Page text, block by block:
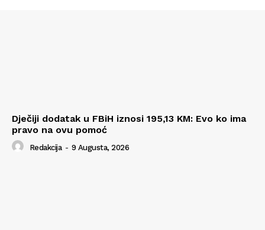
Dječiji dodatak u FBiH iznosi 195,13 KM: Evo ko ima
pravo na ovu pomoć
Redakcija - 9 Augusta, 2026